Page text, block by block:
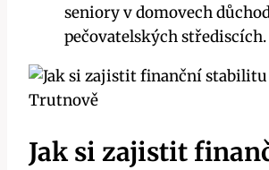
seniory v domovech
pečovatelských střediscích.
Jak si zajistit